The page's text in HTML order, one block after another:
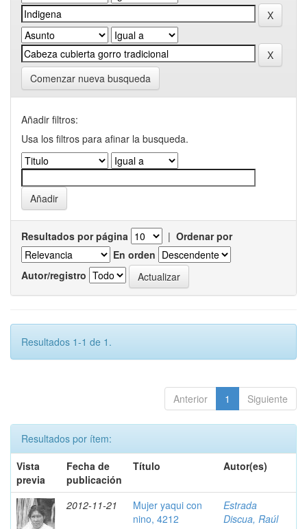
Comenzar nueva busqueda
Añadir filtros:
Usa los filtros para afinar la busqueda.
Resultados por página | Ordenar por
En orden
Autor/registro
Resultados 1-1 de 1.
Anterior 1 Siguiente
Resultados por ítem:
Vista
previa
Fecha de
publicación
Título Autor(es)
2012-11-21
Mujer yaqui con
nino, 4212
Estrada
Discua, Raúl